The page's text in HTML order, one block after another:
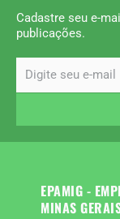
Cadastre seu e-
publicações.
EPAMIG -
MINAS